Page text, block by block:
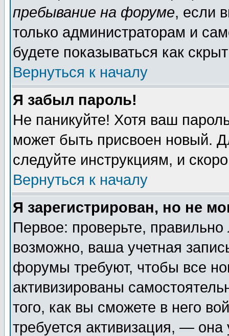
пребывание на форуме, если
только администраторам и
будете показываться как
Вернуться к началу
Я забыл пароль!
Не паникуйте! Хотя ваш
может быть присвоен новый.
следуйте инструкциям, и
Вернуться к началу
Я зарегистрирован, но не
Первое: проверьте,
возможно, ваша учетная
форумы требуют, чтобы все
активизированы
того, как вы сможете в него
требуется активизация, —